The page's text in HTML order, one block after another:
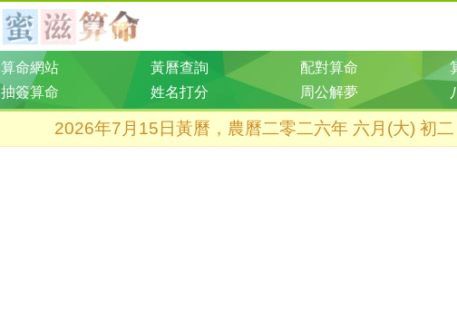
算命網站 黃曆查詢 配對算命
抽簽算命
姓名打分 周公解夢
2026年7月15日黃曆，農曆二零二六年 六月(大) 初二